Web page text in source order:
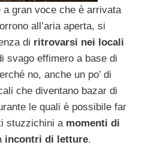
a gran voce che è arrivata
all’aria aperta, si
di ritrovarsi nei locali
svago effimero a base di
no, anche un po’ di
che diventano bazar di
le quali è possibile far
stuzzichini a momenti di
incontri di letture.